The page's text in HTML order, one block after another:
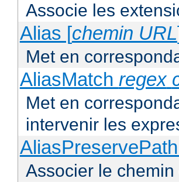
Associe les
Alias [chemin URL
Met en
AliasMatch regex
Met en
intervenir les
Associer le